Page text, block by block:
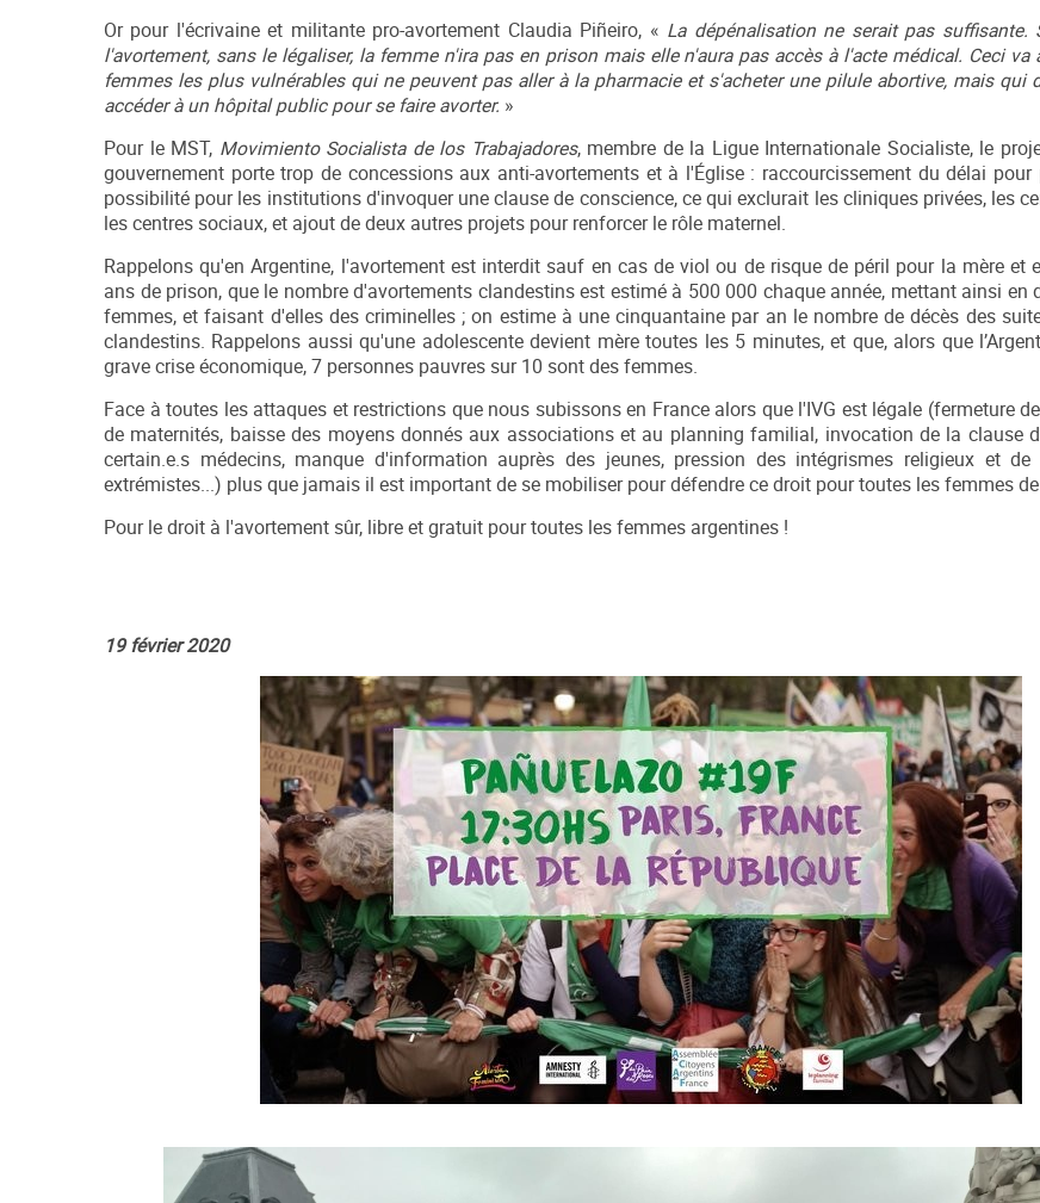
Or pour l'écrivaine et militante pro-avortement Claudia Piñeiro, « La dépénalisation ne serait pas suffisante.
l'avortement, sans le légaliser, la femme n'ira pas en prison mais elle n'aura pas accès à l'acte médical. Ceci va
femmes les plus vulnérables qui ne peuvent pas aller à la pharmacie et s'acheter une pilule abortive, mais qui
accéder à un hôpital public pour se faire avorter. »
Pour le MST, Movimiento Socialista de los Trabajadores, membre de la Ligue Internationale Socialiste, le
gouvernement porte trop de concessions aux anti-avortements et à l'Église : raccourcissement du délai pour
possibilité pour les institutions d'invoquer une clause de conscience, ce qui exclurait les cliniques privées, les
les centres sociaux, et ajout de deux autres projets pour renforcer le rôle maternel.
Rappelons qu'en Argentine, l'avortement est interdit sauf en cas de viol ou de risque de péril pour la mère et
ans de prison, que le nombre d'avortements clandestins est estimé à 500 000 chaque année, mettant ainsi en
femmes, et faisant d'elles des criminelles ; on estime à une cinquantaine par an le nombre de décès des
clandestins. Rappelons aussi qu'une adolescente devient mère toutes les 5 minutes, et que, alors que
grave crise économique, 7 personnes pauvres sur 10 sont des femmes.
Face à toutes les attaques et restrictions que nous subissons en France alors que l'IVG est légale (fermeture
de maternités, baisse des moyens donnés aux associations et au planning familial, invocation de la clause
certain.e.s médecins, manque d'information auprès des jeunes, pression des intégrismes religieux et
extrémistes...) plus que jamais il est important de se mobiliser pour défendre ce droit pour toutes les femmes
Pour le droit à l'avortement sûr, libre et gratuit pour toutes les femmes argentines !
19 février 2020